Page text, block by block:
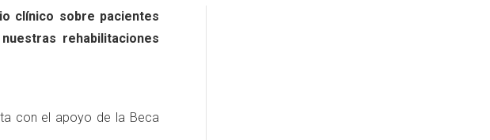
clínico sobre pacientes
rehabilitaciones
con el apoyo de la Beca